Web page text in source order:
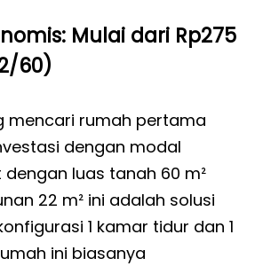
Mulai dari Rp275
60)
mencari rumah pertama
dengan modal
luas tanah 60 m²
22 m² ini adalah solusi
1 kamar tidur dan 1
ini biasanya